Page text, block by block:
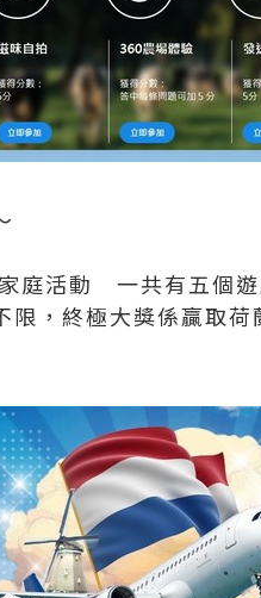
庭活動 一共有五個
限，終極大獎係贏取荷